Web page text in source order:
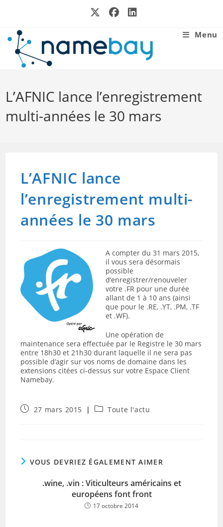
Menu
L’AFNIC lance l’enregistrement
multi-années le 30 mars
L’AFNIC lance
l’enregistrement multi-
années le 30 mars
A compter du 31 mars 2015,
il vous sera désormais
possible
d’enregistrer/renouveler
votre .FR pour une durée
allant de 1 à 10 ans (ainsi
que pour le .RE, .YT, .PM, .TF
et .WF).
Une opération de
maintenance sera effectuée par le Registre le 30 mars
entre 18h30 et 21h30 durant laquelle il ne sera pas
possible d’agir sur vos noms de domaine dans les
extensions citées ci-dessus sur votre Espace Client
Namebay.
Publication
27 mars 2015
PostToute l'actu
VOUS DEVRIEZ ÉGALEMENT AIMER
.wine, .vin : Viticulteurs américains et
européens font front
17 octobre 2014